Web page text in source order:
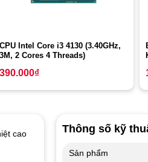
CPU Intel Core i3 4130 (3.40GHz,
3M, 2 Cores 4 Threads)
390.000₫
cao
Thông số kỹ
Sản phẩm